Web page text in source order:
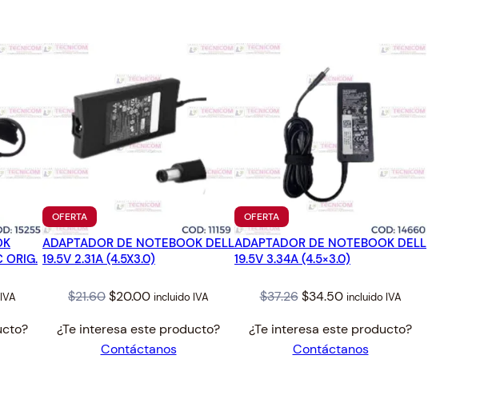
ORIG.
OFERTAPRODUCTO
EN
OFERTA
ADAPTADOR DE NOTEBOOK DELL
19.5V 2.31A (4.5X3.0)
$21.60Original
was:
$21.60.
$20.00Current
is:
$20.00.
incluido IVA
¿Te interesa este producto?
Contáctanos
OFERTAPRODUCTO
EN
OFERTA
ADAPTADOR DE NOTEBOOK DELL
19.5V 3.34A (4.5×3.0)
$37.26 Original
was:
$37.26.
$34.50Current
is:
$34.50.
incluido IVA
¿Te interesa este producto?
Contáctanos